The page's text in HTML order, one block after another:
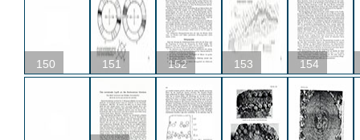
150 151 152 153 154